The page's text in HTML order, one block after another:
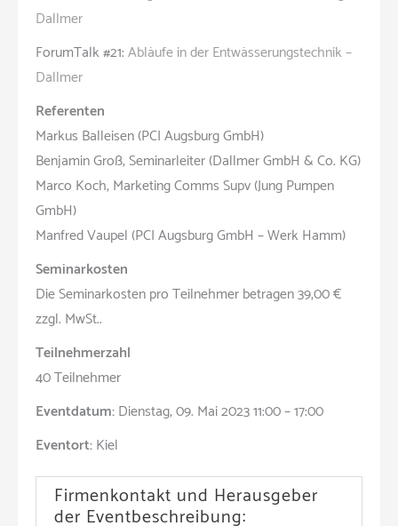
Dallmer
ForumTalk #21:Abläufe in der Entwässerungstechnik –
Dallmer
Referenten
Markus Balleisen (PCI Augsburg GmbH)
Benjamin Groß, Seminarleiter (Dallmer GmbH & Co. KG)
Marco Koch, Marketing Comms Supv (Jung Pumpen
GmbH)
Manfred Vaupel (PCI Augsburg GmbH – Werk Hamm)
Seminarkosten
Die Seminarkosten pro Teilnehmer betragen 39,00 €
zzgl. MwSt..
Teilnehmerzahl
40 Teilnehmer
Eventdatum:Dienstag, 09. Mai 2023 11:00 – 17:00
Eventort:Kiel
Firmenkontakt und Herausgeber
der Eventbeschreibung: